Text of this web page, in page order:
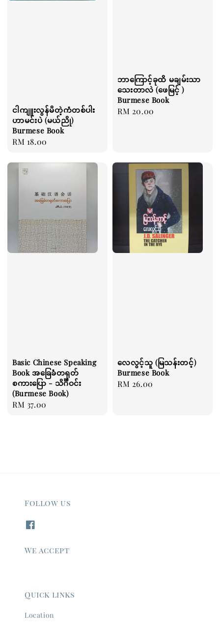
ငါကျူးလွန်မိတဲ့ကံတစ်ပါး
ဟာမင်းပဲ (မယ်ညို)
Burmese Book
Regular
RM 18.00
ဘာကြောင့်ခုထိ မချမ်းသာ
သေးတာလဲ (ဖေမြင့် )
Burmese Book
Regular
RM 20.00
Basic Chinese Speaking
Book အခြေခံတရုတ်
စကားပြော - သိင်္ဂီဝင်း
(Burmese Book)
Regular
RM 37.00
လေလွင့်သူ (မြသန်းတင့်)
Burmese Book
Regular
RM 26.00
Follow us
We accept
Quick links
Location